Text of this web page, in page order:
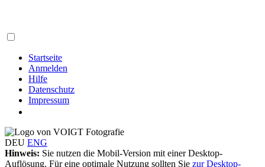
Startseite
Anmelden
Hilfe
Datenschutz
Impressum
DEU ENG
Hinweis: Sie nutzen die Mobil-Version mit einer Desktop-
Auflösung. Für eine optimale Nutzung sollten Sie zur Desktop-